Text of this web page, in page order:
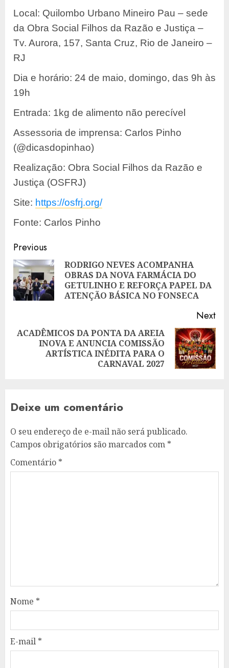
Local: Quilombo Urbano Mineiro Pau – sede
da Obra Social Filhos da Razão e Justiça –
Tv. Aurora, 157, Santa Cruz, Rio de Janeiro –
RJ
Dia e horário: 24 de maio, domingo, das 9h às
19h
Entrada: 1kg de alimento não perecível
Assessoria de imprensa: Carlos Pinho
(@dicasdopinhao)
Realização: Obra Social Filhos da Razão e
Justiça (OSFRJ)
Site: https://osfrj.org/
Fonte: Carlos Pinho
Post
navigation
Previous
RODRIGO NEVES ACOMPANHA
OBRAS DA NOVA FARMÁCIA DO
GETULINHO E REFORÇA PAPEL DA
ATENÇÃO BÁSICA NO FONSECA
Next
ACADÊMICOS DA PONTA DA AREIA
INOVA E ANUNCIA COMISSÃO
ARTÍSTICA INÉDITA PARA O
CARNAVAL 2027
Deixe um comentário
O seu endereço de e-mail não será publicado.
Campos obrigatórios são marcados com *
Comentário *
Nome *
E-mail *